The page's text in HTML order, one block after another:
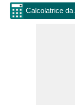
Calcolatrice da